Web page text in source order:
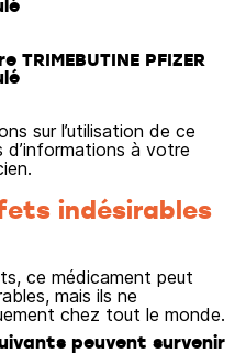
PFIZER
sur l’utilisation de ce
d’informations à votre
indésirables
ce médicament peut
mais ils ne
chez tout le monde.
peuvent survenir